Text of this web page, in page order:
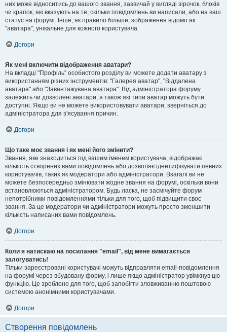
них може відноситись до вашого звання, зазвичай у вигляді зірочок, блоків
чи крапок, які вказують на те, скільки повідомлень ви написали, або на ваш
статус на форумі. Інше, як правило більше, зображення відомо як
"аватара", унікальне для кожного користувача.
Догори
Як мені включити відображення аватари?
На вкладці "Профіль" особистого розділу ви можете додати аватару з
використанням різних інструментів: "Галерея аватар", "Віддалена
аватара" або "Завантажувана аватара". Від адміністратора форуму
залежить чи дозволені аватари, а також які типи аватар можуть бути
доступні. Якщо ви не можете використовувати аватари, зверніться до
адміністратора для з'ясування причин.
Догори
Що таке моє звання і як мені його змінити?
Звання, яке знаходиться під вашим іменем користувача, відображає
кількість створених вами повідомлень або дозволяє ідентифікувати певних
користувачів, таких як модератори або адміністратори. Взагалі ви не
можете безпосередньо змінювати жодне звання на форумі, оскільки вони
встановлюються адміністратором. Будь ласка, не засмічуйте форум
непотрібними повідомленнями тільки для того, щоб підвищити своє
звання. За це модератори чи адміністратори можуть просто зменшити
кількість написаних вами повідомлень.
Догори
Коли я натискаю на посилання "email", від мене вимагається
залогуватись!
Тільки зареєстровані користувачі можуть відправляти email-повідомлення
на форумі через вбудовану форму, і лише якщо адміністратор увімкнув цю
функцію. Це зроблено для того, щоб запобігти зловживанню поштовою
системою анонімними користувачами.
Догори
Створення повідомлень